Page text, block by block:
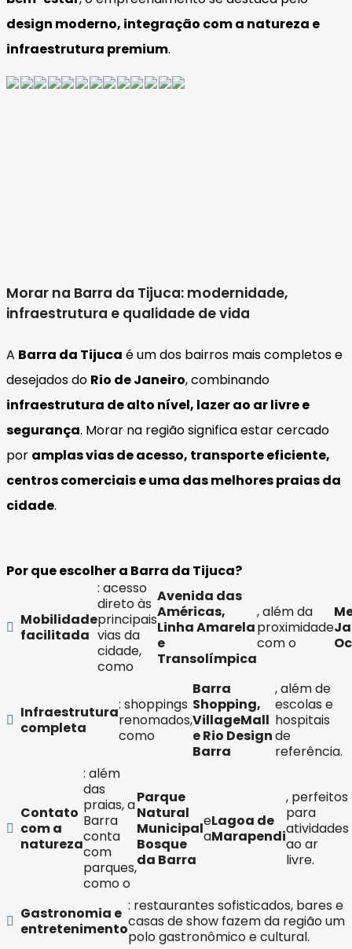
design moderno, integração com a natureza e
infraestrutura premium.
Morar na Barra da Tijuca: modernidade,
infraestrutura e qualidade de vida
A Barra da Tijuca é um dos bairros mais completos e
desejados do Rio de Janeiro, combinando
infraestrutura de alto nível, lazer ao ar livre e
segurança. Morar na região significa estar cercado
por amplas vias de acesso, transporte eficiente,
centros comerciais e uma das melhores praias da
cidade.
Por que escolher a Barra da Tijuca?
Mobilidade
facilitada
: acesso
direto às
principais
vias da
cidade,
como
Avenida das
Américas,
Linha Amarela
e
Transolímpica
, além da
proximidade
com o
Infraestrutura
completa
: shoppings
renomados,
como
Barra
Shopping,
VillageMall
e Rio Design
Barra
, além de
escolas e
hospitais
de
referência.
Contato
com a
natureza
: além
das
praias, a
Barra
conta
com
parques,
como o
Parque
Natural
Municipal
Bosque
da Barra
e
a
Lagoa de
Marapendi
, perfeitos
para
atividades
ao ar
livre.
Gastronomia e
entretenimento
: restaurantes sofisticados, bares e
casas de show fazem da região um
polo gastronômico e cultural.